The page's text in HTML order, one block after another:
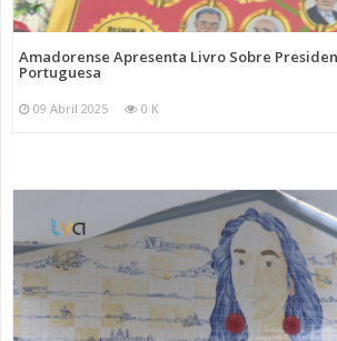
Amadorense Apresenta Livro Sobre
Portuguesa
09 Abril 2025 0 K